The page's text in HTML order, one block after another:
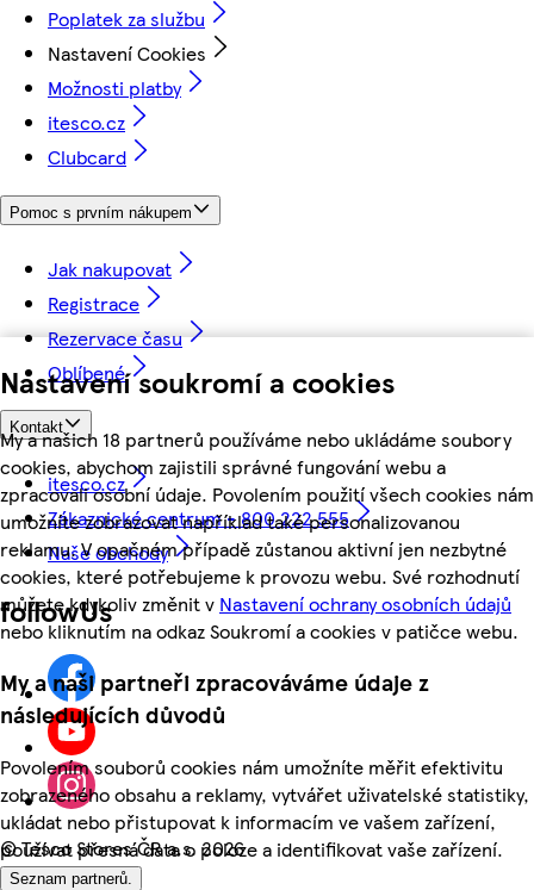
Nastavení soukromí a cookies
My a našich 18 partnerů používáme nebo ukládáme soubory
cookies, abychom zajistili správné fungování webu a
zpracovali osobní údaje. Povolením použití všech cookies nám
umožníte zobrazovat například také personalizovanou
reklamu. V opačném případě zůstanou aktivní jen nezbytné
cookies, které potřebujeme k provozu webu. Své rozhodnutí
můžete kdykoliv změnit v Nastavení ochrany osobních údajů
nebo kliknutím na odkaz Soukromí a cookies v patičce webu.
My a naši partneři zpracováváme údaje z
následujících důvodů
Povolením souborů cookies nám umožníte měřit efektivitu
zobrazeného obsahu a reklamy, vytvářet uživatelské statistiky,
ukládat nebo přistupovat k informacím ve vašem zařízení,
používat přesná data o poloze a identifikovat vaše zařízení.
Seznam partnerů.
Poplatek za službu
Nastavení Cookies
Možnosti platby
itesco.cz
Clubcard
Pomoc s prvním nákupem
Jak nakupovat
Registrace
Rezervace času
Oblíbené
Kontakt
itesco.cz
Zákaznické centrum - 800 222 555
Naše obchody
followUs
©Tesco Stores ČR a.s. 2026